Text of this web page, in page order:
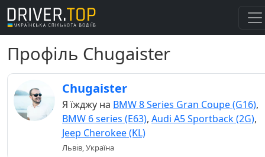
Профіль Chugaister
Chugaister
Я їжджу на BMW 8 Series Gran Coupe (G16),
BMW 6 series (E63), Audi A5 Sportback (2G),
Jeep Cherokee (KL)
Львів, Україна